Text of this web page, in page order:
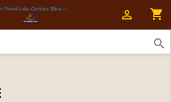
shopping_cart

